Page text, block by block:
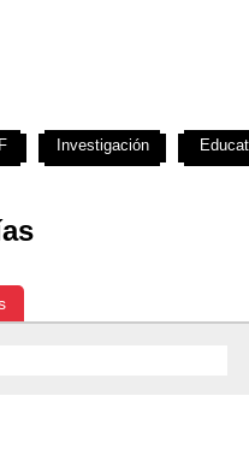
Investigación